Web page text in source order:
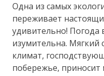
Одна из самых
переживает
удивительно!
изумительна. Мягкий
климат,
побережье, приносит